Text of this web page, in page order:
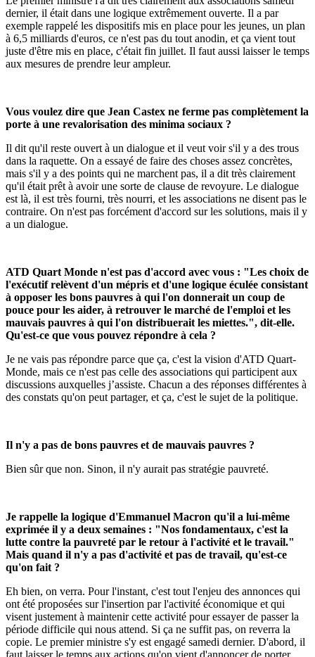
dernier, il était dans une logique extrêmement ouverte. Il a par
exemple rappelé les dispositifs mis en place pour les jeunes, un plan
à 6,5 milliards d'euros, ce n'est pas du tout anodin, et ça vient tout
juste d'être mis en place, c'était fin juillet. Il faut aussi laisser le temps
aux mesures de prendre leur ampleur.
Vous voulez dire que Jean Castex ne ferme pas complètement la
porte à une revalorisation des minima sociaux ?
Il dit qu'il reste ouvert à un dialogue et il veut voir s'il y a des trous
dans la raquette. On a essayé de faire des choses assez concrètes,
mais s'il y a des points qui ne marchent pas, il a dit très clairement
qu'il était prêt à avoir une sorte de clause de revoyure. Le dialogue
est là, il est très fourni, très nourri, et les associations ne disent pas le
contraire. On n'est pas forcément d'accord sur les solutions, mais il y
a un dialogue.
ATD Quart Monde n'est pas d'accord avec vous : "Les choix de
l'exécutif relèvent d'un mépris et d'une logique éculée consistant
à opposer les bons pauvres à qui l'on donnerait un coup de
pouce pour les aider, à retrouver le marché de l'emploi et les
mauvais pauvres à qui l'on distribuerait les miettes.", dit-elle.
Qu'est-ce que vous pouvez répondre à cela ?
Je ne vais pas répondre parce que ça, c'est la vision d'ATD Quart-
Monde, mais ce n'est pas celle des associations qui participent aux
discussions auxquelles j’assiste. Chacun a des réponses différentes à
des constats qu'on peut partager, et ça, c'est le sujet de la politique.
Il n'y a pas de bons pauvres et de mauvais pauvres ?
Bien sûr que non. Sinon, il n'y aurait pas stratégie pauvreté.
Je rappelle la logique d'Emmanuel Macron qu'il a lui-même
exprimée il y a deux semaines : "Nos fondamentaux, c'est la
lutte contre la pauvreté par le retour à l'activité et le travail."
Mais quand il n'y a pas d'activité et pas de travail, qu'est-ce
qu'on fait ?
Eh bien, on verra. Pour l'instant, c'est tout l'enjeu des annonces qui
ont été proposées sur l'insertion par l'activité économique et qui
visent justement à maintenir cette activité pour essayer de passer la
période difficile qui nous attend. Si ça ne suffit pas, on reverra la
copie. Le premier ministre s'y est engagé samedi dernier. D'abord, il
faut laisser le temps aux actions qu'on vient d'annoncer de porter